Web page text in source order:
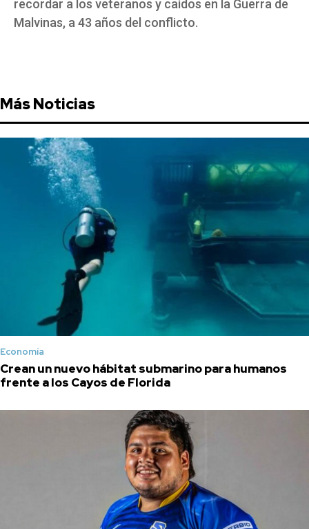
recordar a los veteranos y caídos en la Guerra de
Malvinas, a 43 años del conflicto.
Más Noticias
Economía
Crean un nuevo hábitat submarino para humanos
frente a los Cayos de Florida